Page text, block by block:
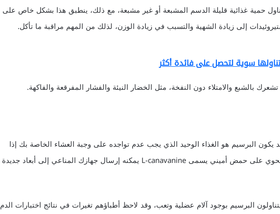
غذائية قليلة الدسم المشبعة أو غير مشبعة، مع ذلك، ينطبق هذا بشكل خاص على
إلى زيادة الشهية والتسبب في زيادة الوزن، لذلك من المهم مراقبة ما تأكل.
سوية لتحصل على فائدة أكثر
بالشبع والامتلاء دون النفخة، مثل الخضار النيئة والفشار المفرقعة والفاكهة.
يكون البرسيم هو الغذاء الوحيد الذي يجب عدم تواجده على وجبة العشاء الخاصة بك إذا
كنت مصاباً بالذئبة. هذه البراعم تحوي على حمض أميني يسمى L-canavanine يمكنه إرسال جهازك المناعي إلى أبعاد جديدة
البرسيم بوجود آلام عضلية وتعب، وقد لاحظ أطباؤهم تغيرات في نتائج اختبارات الدم